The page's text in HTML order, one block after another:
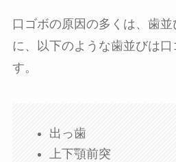
口ゴボの原因の多くは、歯
に、以下のような歯並びは
す。
出っ歯
上下顎前突